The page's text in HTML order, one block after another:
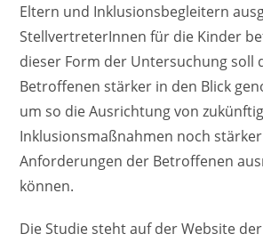
Eltern und Inklusionsbegleitern
StellvertreterInnen für die Kinder
dieser Form der Untersuchung soll
Betroffenen stärker in den Blick
um so die Ausrichtung von
Inklusionsmaßnahmen noch
Anforderungen der Betroffenen
können.
Die Studie steht auf der Website